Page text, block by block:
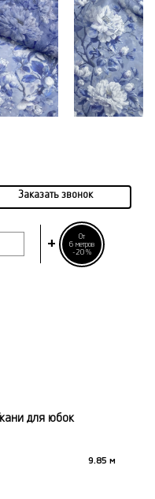
+
От
6 метров
-20%
Заказать звонок
для юбок
9.85 м